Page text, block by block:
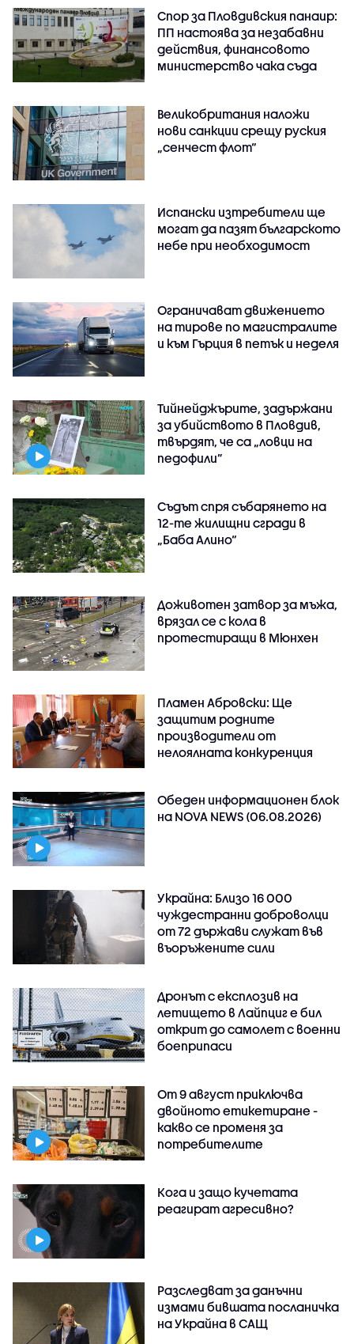
Спор за Пловдивския панаир:
ПП настоява за незабавни
действия, финансовото
министерство чака съда
Великобритания наложи
нови санкции срещу руския
„сенчест флот“
Испански изтребители ще
могат да пазят българското
небе при необходимост
Ограничават движението
на тирове по магистралите
и към Гърция в петък и неделя
Тийнейджърите, задържани
за убийството в Пловдив,
твърдят, че са „ловци на
педофили”
Съдът спря събарянето на
12-те жилищни сгради в
„Баба Алино“
Доживотен затвор за мъжа,
врязал се с кола в
протестиращи в Мюнхен
Пламен Абровски: Ще
защитим родните
производители от
нелоялната конкуренция
Обеден информационен блок
на NOVA NEWS (06.08.2026)
Украйна: Близо 16 000
чуждестранни доброволци
от 72 държави служат във
въоръжените сили
Дронът с експлозив на
летището в Лайпциг е бил
открит до самолет с военни
боеприпаси
От 9 август приключва
двойното етикетиране -
какво се променя за
потребителите
Кога и защо кучетата
реагират агресивно?
Разследват за данъчни
измами бившата посланичка
на Украйна в САЩ